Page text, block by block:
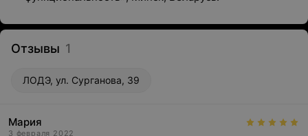
Отзывы 1
ЛОДЭ, ул. Сурганова, 39
Мария
3 февраля 2022